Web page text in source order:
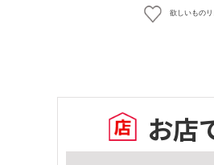
欲しいもの
お店